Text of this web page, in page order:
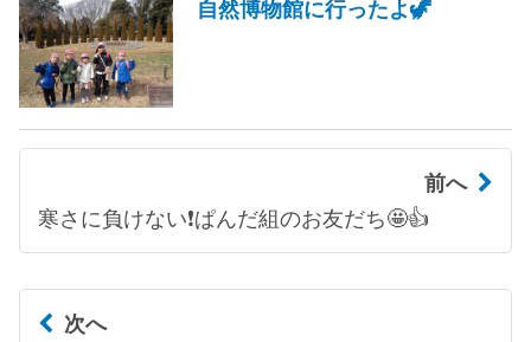
自然博物館に行ったよ🦖
前へ
寒さに負けない❗ぱんだ組のお友だち🤩👍
次へ